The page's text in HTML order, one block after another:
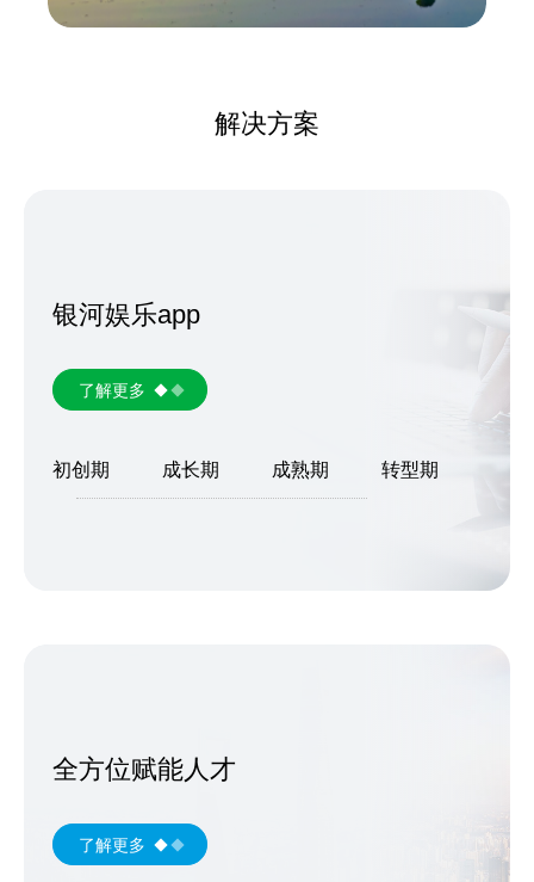
解决方案
银河娱乐app
了解更多
初创期 成长期 成熟期 转型期
全方位赋能人才
了解更多